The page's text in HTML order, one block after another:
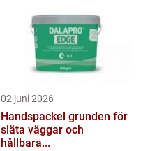
02 juni 2026
Handspackel grunden för
släta väggar och
hållbara...